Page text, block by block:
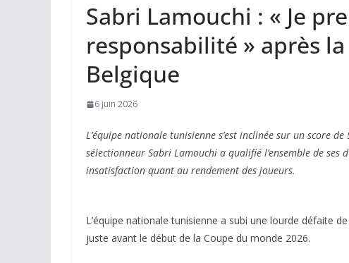
Sabri Lamouchi : « Je
responsabilité » après
Belgique
6 juin 2026
L’équipe nationale tunisienne s’est inclinée sur un score
sélectionneur Sabri Lamouchi a qualifié l’ensemble de ses
insatisfaction quant au rendement des joueurs.
L’équipe nationale tunisienne a subi une lourde défaite
juste avant le début de la Coupe du monde 2026.